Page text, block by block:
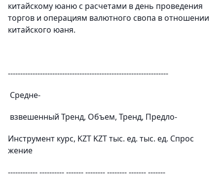
китайскому юаню с расчетами в день проведения
торгов и операциям валютного свопа в отношении
китайского юаня.
-----------------------------------------------------------------
Средне-
взвешенный Тренд, Объем, Тренд, Предло-
Инструмент курс, KZT KZT тыс. ед. тыс. ед. Спрос
жение
------------ ---------- ------- -------- -------- ------- -------